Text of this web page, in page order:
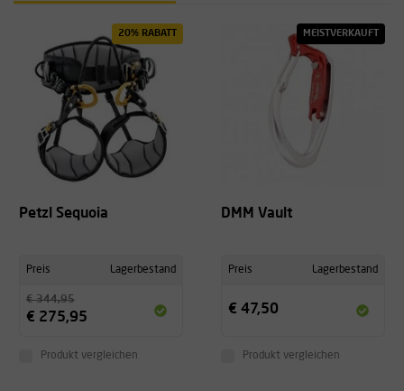
20% RABATT
Petzl Sequoia
Preis Lagerbestand
€ 344,95
€ 275,95
Produkt vergleichen
MEISTVERKAUFT
DMM Vault
Preis Lagerbestand
€ 47,50
Produkt vergleichen